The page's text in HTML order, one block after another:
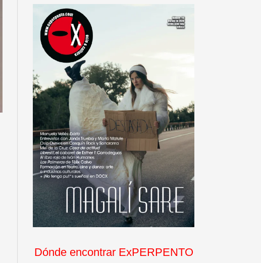
Dónde encontrar ExPERPENTO